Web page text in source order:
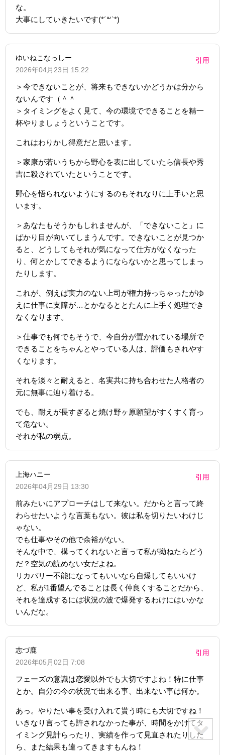
な。
大事にしていきたいです(*´꒳`*)‬
ゆいねこなっしー
2026年04月23日 15:22
引用
＞今できないことが、将来もできないかどうかは分から
ないんです（＾＾
＞タイミングをよく見て、今の環境でできることを精一
杯やりましょうということです。
これはわりかし得意だと思います。
＞家康が若いうちから野心を表に出していたら信長や秀
吉に殺されていたということです。
野心を悟られないようにするのもそれなりに上手いと思
います。
＞あなたもそうかもしれませんが、「できないこと」に
ばかり目が向いてしまうんです。できないことが見つか
ると、どうしてもそれが気になって仕方がなくなった
り、何とかしてできるようにならないかと思ってしまっ
たりします。
これが、例えば実力のない上司が権力持っちゃったがゆ
えに仕事に支障が…とかなるととたんに上手く処理でき
なくなります。
＞仕事でも何でもそうで、今自分が置かれている場所で
できることをちゃんとやっている人は、評価もされやす
くなります。
それを淡々と耐えると、名実共に持ち合わせた人格者の
元に無事に辿り着ける。
でも、耐えが長すぎると焼け野ヶ原願望がすくすく育っ
て危ない。
それが私の弱点。
上海ハニー
2026年04月29日 13:30
引用
前みたいにアプローチはして来ない。だからと言って終
わらせたいような言葉もない。彼は私を切りたいわけじ
ゃない。
でも仕事やその他で余裕がない。
そんな中で、構ってくれないと言って私が拗ねたらどう
だ？空気の読めない女だよね。
リカバリー不能になってもいいなら自爆してもいいけ
ど、私が1番望んでることは長く仲良くすることだから、
それを達成するには状況の波で爆発するわけにはいかな
いんだな。
志づ鹿
2026年05月02日 7:08
引用
フェーズの意識は恋愛以外でも大切ですよね！特に仕事
とか。自分の今の状況で出来る事、出来ない事は何か。
あっ。やりたい事を受け入れて貰う時にも大切ですね！
いきなり言っても許されなかった事が、時間をかけてタ
イミング見計らったり、実績を作って見直されたりした
ら、また結果も違ってきますもんね！